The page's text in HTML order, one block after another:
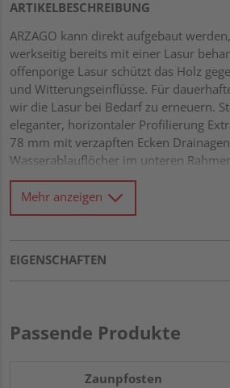
ARTIKELBESCHREIBUNG
ARZAGO kann direkt aufgebaut
werkseitig bereits mit einer Lasur
offenporige Lasur schützt das Holz
und Witterungseinflüsse. Für
wir die Lasur bei Bedarf zu erneuern.
eleganter, horizontaler Profilierung
78 mm mit verzapften Ecken
Wasserablauflöcher im unteren
21 x 122 mm mit Riffel-Hobelung Alle
Edelstahl
Mehr anzeigen
EIGENSCHAFTEN
Passende Produkte
Zaunpfosten